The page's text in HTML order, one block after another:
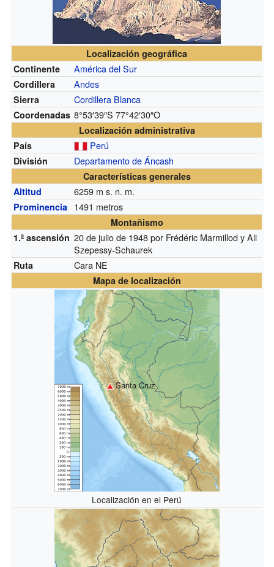
Localización geográfica
Continente
América del Sur
Cordillera Andes
Sierra Cordillera Blanca
Coordenadas 8°53′39″S 77°42′30″O
Localización administrativa
País
Perú
División Departamento de Áncash
Características generales
Altitud
6259 m s. n. m.
Prominencia 1491 metros
Montañismo
1.ª ascensión 20 de julio de 1948 por Frédéric Marmillod y Ali
Szepessy-Schaurek
Ruta Cara NE
Mapa de localización
Santa Cruz
Localización en el Perú